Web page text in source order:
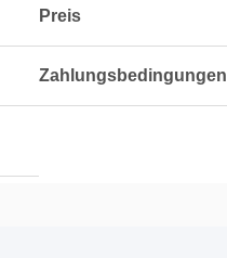
Preis
Zahlungsbedingungen